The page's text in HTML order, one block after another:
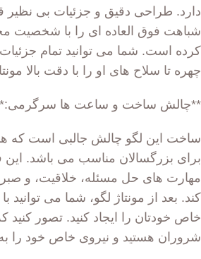
دارد. طراحی دقیق و جزئیات بی نظیر
شباهت فوق العاده ای را با شخصیت
کرده است. شما می توانید تمام
چهره تا سلاح های او را با دقت بالا
**چالش ساخت و ساعت ها
ساخت این لگو چالش جالبی است که
برای بزرگسالان مناسب می باشد. این
مهارت های حل مسئله، خلاقیت، و
کند. بعد از مونتاژ لگو، شما می توانید
خاص خودتان را ایجاد کنید. تصور کنید
شروران هستید و نیروی خاص خود را